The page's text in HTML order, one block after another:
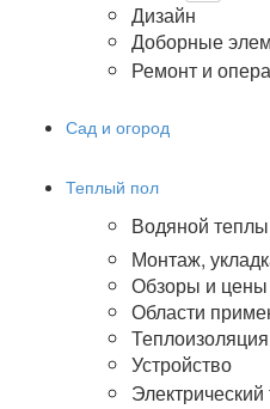
Дизайн
Доборные
Ремонт и
Сад и огород
Теплый пол
Водяной
Монтаж,
Обзоры и цены
Области
Устройство